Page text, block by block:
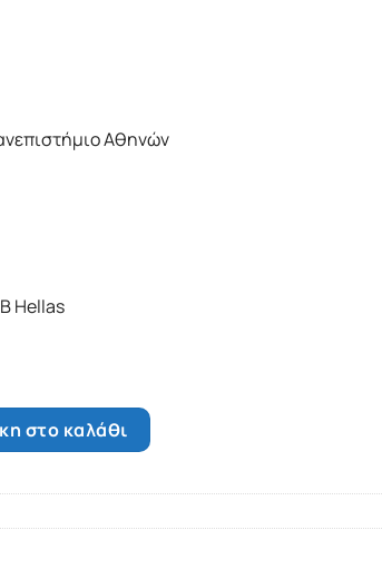
Αθηνών
Hellas
στο καλάθι